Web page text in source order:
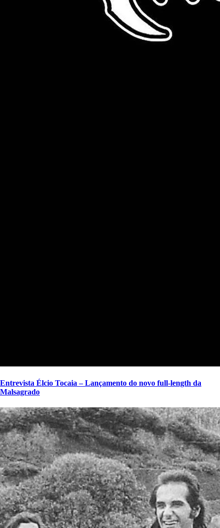
Entrevista Élcio Tocaia – Lançamento do novo full-length da
Malsagrado